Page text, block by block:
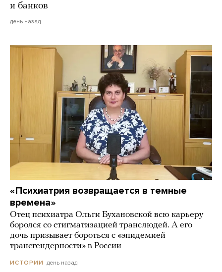
и банков
день назад
«Психиатрия возвращается в темные
времена»
Отец психиатра Ольги Бухановской всю карьеру
боролся со стигматизацией транслюдей. А его
дочь призывает бороться с «эпидемией
трансгендерности» в России
ИСТОРИИ день назад